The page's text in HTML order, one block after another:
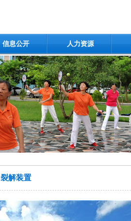
信息公开 人力资源
裂解装置